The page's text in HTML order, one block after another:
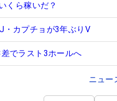
くら稼いだ？
カプチョが3年ぶりV
でラスト3ホールへ
ニュー